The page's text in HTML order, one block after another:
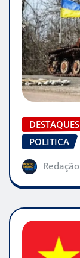
DESTAQUES
POLITICA
Redação